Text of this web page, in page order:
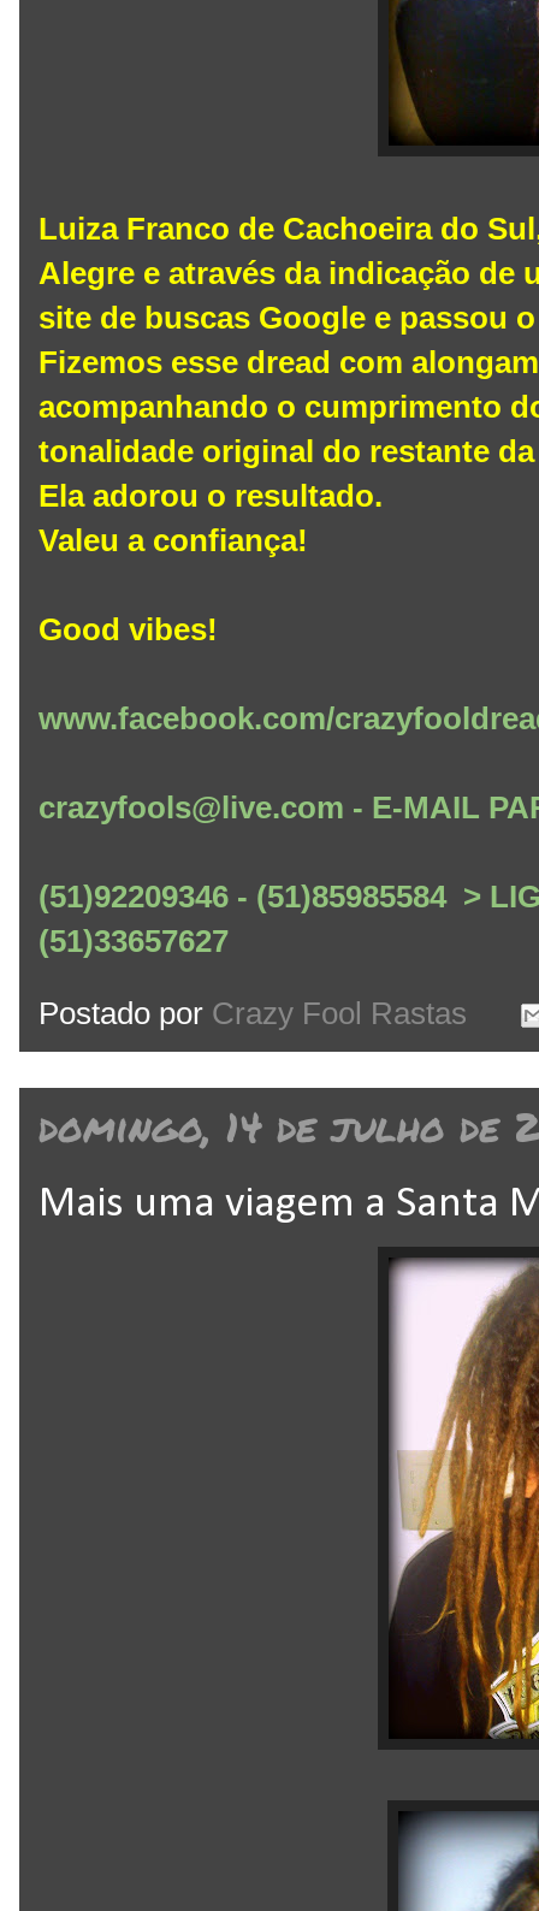
Luiza Franco de Cachoeira do
Alegre e através da indicação de
site de buscas Google e passou
Fizemos esse dread com
acompanhando o cumprimento
tonalidade original do restante
Ela adorou o resultado.
Valeu a confiança!
Good vibes!
www.facebook.com/
crazyfools@live.com - E-MAIL
(51)92209346 - (51)85985584 >
(51)33657627
Postado por Crazy Fool Rastas
domingo, 14 de julho de
Mais uma viagem a Santa